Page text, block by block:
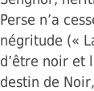
Perse n’a
négritude («
d’être noir et
destin de